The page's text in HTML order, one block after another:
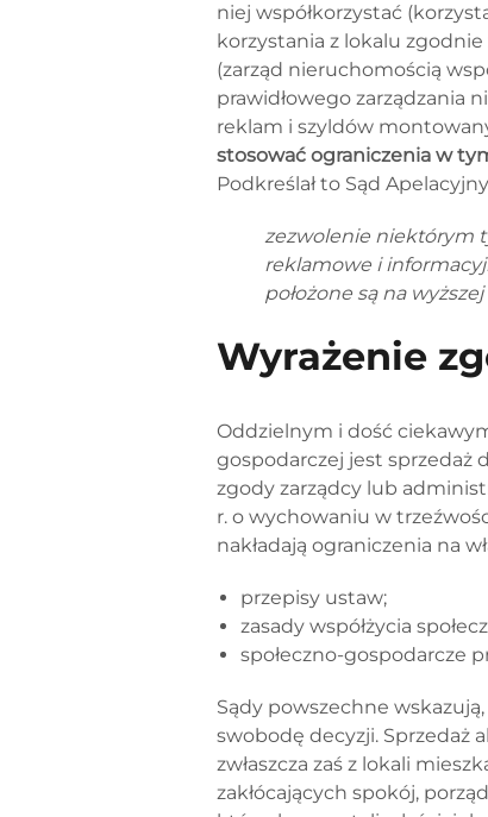
niej współkorzystać
korzystania z lokalu
(zarząd nieruchomością
prawidłowego zarządzania
reklam i szyldów
stosować ograniczenia w
Podkreślał to Sąd
zezwolenie niektórym
reklamowe i
położone są na
Wyrażenie
Oddzielnym i dość
gospodarczej jest
zgody zarządcy lub
r. o wychowaniu w
nakładają ograniczenia na
przepisy ustaw;
zasady współżycia
społeczno-gospodarcze
Sądy powszechne
swobodę decyzji. Sprzedaż
zwłaszcza zaś z lokali
zakłócających spokój,